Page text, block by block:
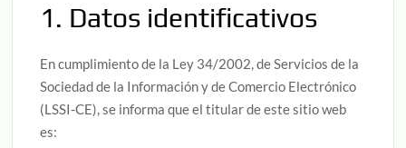
1. Datos identificativos
En cumplimiento de la Ley 34/2002, de Servicios de la
Sociedad de la Información y de Comercio Electrónico
(LSSI-CE), se informa que el titular de este sitio web
es: